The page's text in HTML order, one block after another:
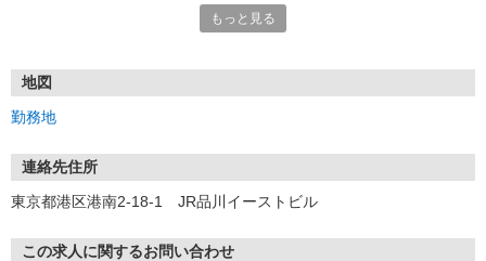
号」など
もっと見る
地図
勤務地
連絡先住所
東京都港区港南2-18-1 JR品川イーストビル
この求人に関するお問い合わせ